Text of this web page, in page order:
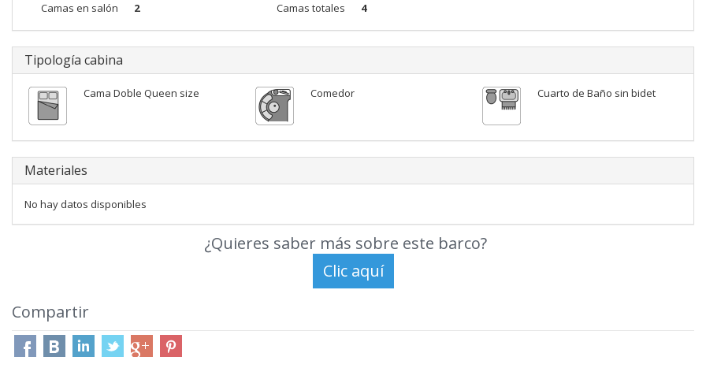
Camas en salón
2 Camas totales 4
Tipología cabina
Cama Doble Queen size Comedor Cuarto de Baño sin bidet
Materiales
No hay datos disponibles
¿Quieres saber más sobre este barco?
Compartir